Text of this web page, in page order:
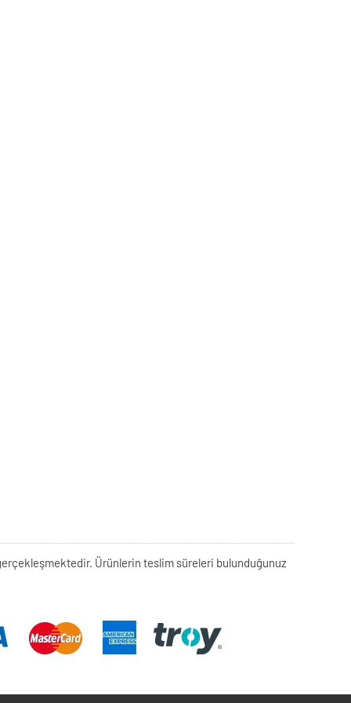
Ürünlerin teslim süreleri bulunduğunuz